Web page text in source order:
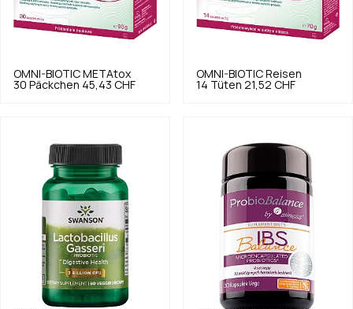
OMNI-BIOTIC METAtox
30 Päckchen 45,43 CHF
OMNI-BIOTIC Reisen
14 Tüten 21,52 CHF